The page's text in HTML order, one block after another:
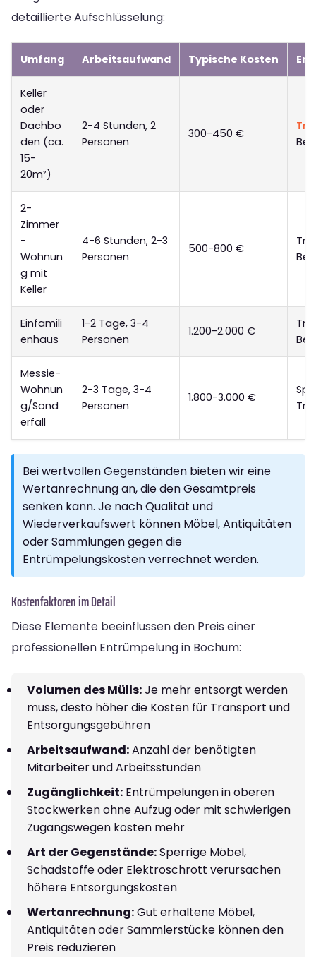
detaillierte Aufschlüsselung:
Umfang Arbeitsaufwand Typische Kosten
Keller
oder
Dachbo
den (ca.
15-
20m²)
2-4 Stunden, 2
Personen
300-450 €
2-
Zimmer
-
Wohnun
g mit
Keller
4-6 Stunden, 2-3
Personen
500-800 €
Einfamili
enhaus
1-2 Tage, 3-4
Personen
1.200-2.000 €
Messie-
Wohnun
g/Sond
erfall
2-3 Tage, 3-4
Personen
1.800-3.000 €
Bei wertvollen Gegenständen bieten wir eine
Wertanrechnung an, die den Gesamtpreis
senken kann. Je nach Qualität und
Wiederverkaufswert können Möbel, Antiquitäten
oder Sammlungen gegen die
Entrümpelungskosten verrechnet werden.
Kostenfaktoren im Detail
Diese Elemente beeinflussen den Preis einer
professionellen Entrümpelung in Bochum:
Volumen des Mülls:Je mehr entsorgt werden
muss, desto höher die Kosten für Transport und
Entsorgungsgebühren
Arbeitsaufwand:Anzahl der benötigten
Mitarbeiter und Arbeitsstunden
Zugänglichkeit: Entrümpelungen in oberen
Stockwerken ohne Aufzug oder mit schwierigen
Zugangswegen kosten mehr
Art der Gegenstände:Sperrige Möbel,
Schadstoffe oder Elektroschrott verursachen
höhere Entsorgungskosten
Wertanrechnung:Gut erhaltene Möbel,
Antiquitäten oder Sammlerstücke können den
Preis reduzieren